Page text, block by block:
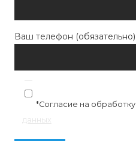
Ваш телефон (обязательно)
*Согласие на обработку
данных